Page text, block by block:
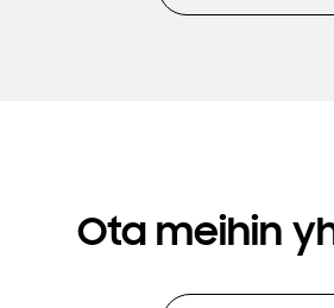
Ota meihin